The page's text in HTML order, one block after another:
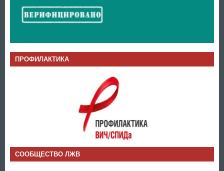
ПРОФИЛАКТИКА
СООБЩЕСТВО ЛЖВ